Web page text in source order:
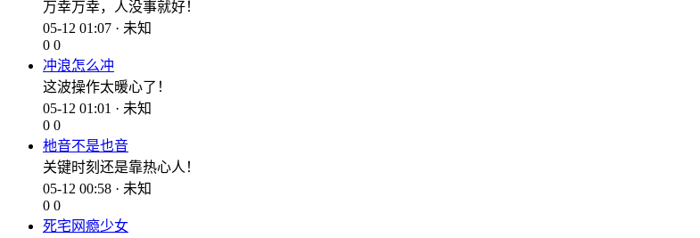
万幸万幸，人没事就好！
05-12 01:07 · 未知
0 0
冲浪怎么冲
这波操作太暖心了！
05-12 01:01 · 未知
0 0
杝音不是也音
关键时刻还是靠热心人！
05-12 00:58 · 未知
0 0
死宅网瘾少女